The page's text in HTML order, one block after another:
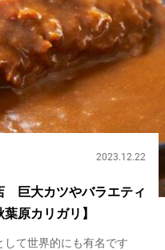
2023.12.22
巨大カツやバラエティ
原カリガリ】
て世界的にも有名です